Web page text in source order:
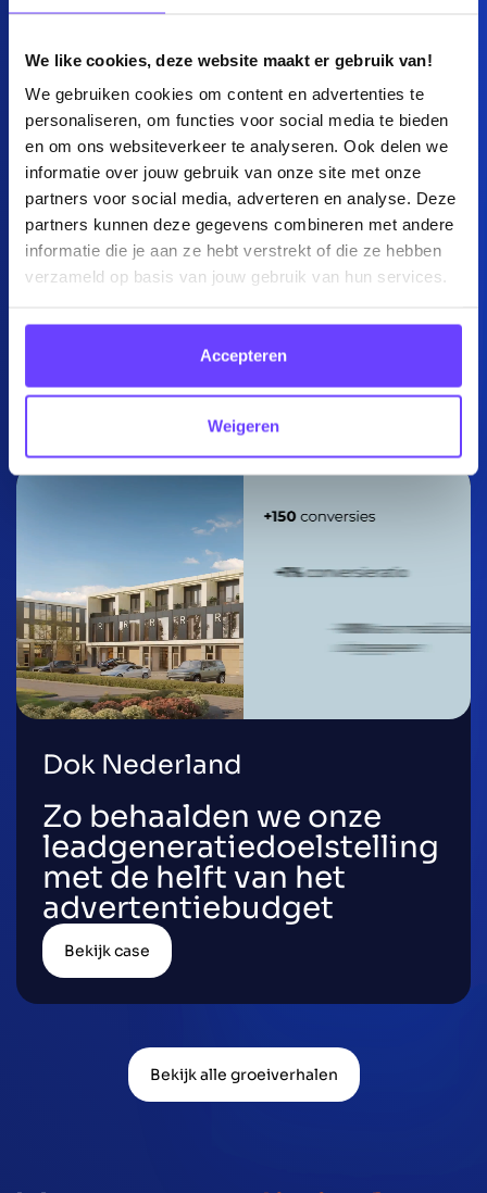
We like cookies, deze website maakt er gebruik van!
We gebruiken cookies om content en advertenties te
personaliseren, om functies voor social media te bieden
en om ons websiteverkeer te analyseren. Ook delen we
informatie over jouw gebruik van onze site met onze
partners voor social media, adverteren en analyse. Deze
partners kunnen deze gegevens combineren met andere
informatie die je aan ze hebt verstrekt of die ze hebben
verzameld op basis van jouw gebruik van hun services.
Accepteren
Weigeren
Grand’Italia
simpel en lekker Italiaans
Dok Nederland
Zo behaalden we onze
leadgeneratiedoelstelling
met de helft van het
advertentiebudget
Bekijk case
Bekijk alle groeiverhalen